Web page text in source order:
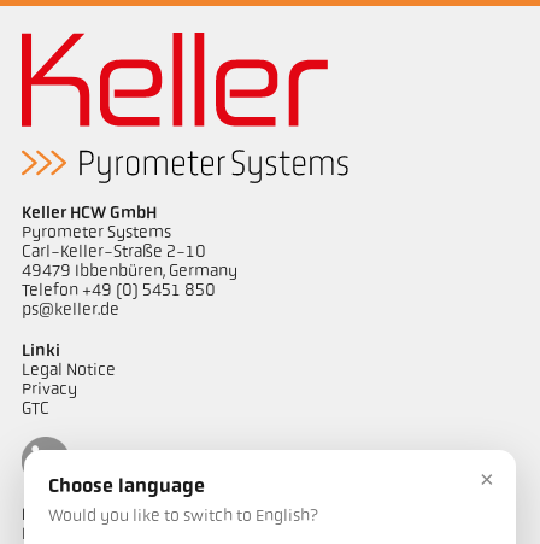
Keller HCW GmbH
Pyrometer Systems
Carl-Keller-Straße 2-10
49479 Ibbenbüren, Germany
Telefon +49 (0) 5451 850
ps@keller.de
Linki
Legal Notice
Privacy
GTC
Kontakt
Mają Państwo pytania dotyczące naszych rozwiązań do pomiaru
×
Choose language
Would you like to switch to English?